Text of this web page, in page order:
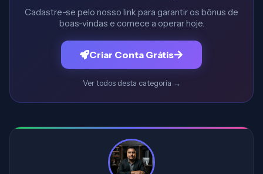
Cadastre-se pelo nosso link para garantir os bônus de
boas-vindas e comece a operar hoje.
Criar Conta Grátis
Ver todos desta categoria →